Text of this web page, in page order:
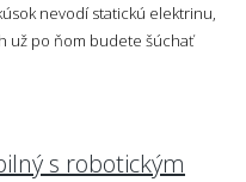
nevodí statickú elektrinu,
už po ňom budete šúchať
s robotickým